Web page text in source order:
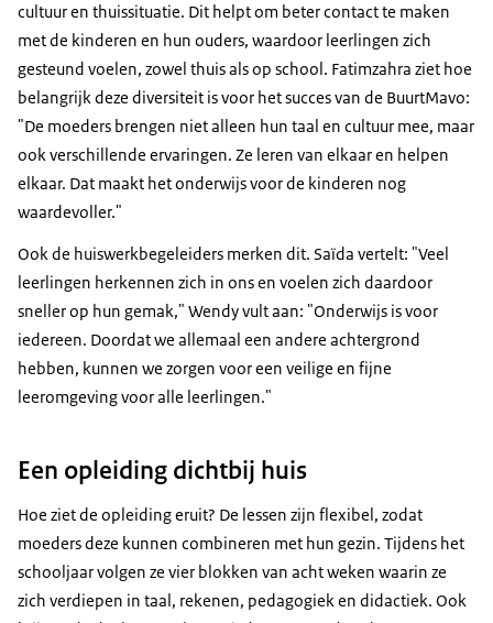
cultuur en thuissituatie. Dit helpt om beter contact te maken
met de kinderen en hun ouders, waardoor leerlingen zich
gesteund voelen, zowel thuis als op school. Fatimzahra ziet hoe
belangrijk deze diversiteit is voor het succes van de BuurtMavo:
"De moeders brengen niet alleen hun taal en cultuur mee, maar
ook verschillende ervaringen. Ze leren van elkaar en helpen
elkaar. Dat maakt het onderwijs voor de kinderen nog
waardevoller."
Ook de huiswerkbegeleiders merken dit. Saïda vertelt: "Veel
leerlingen herkennen zich in ons en voelen zich daardoor
sneller op hun gemak," Wendy vult aan: "Onderwijs is voor
iedereen. Doordat we allemaal een andere achtergrond
hebben, kunnen we zorgen voor een veilige en fijne
leeromgeving voor alle leerlingen."
Een opleiding dichtbij huis
Hoe ziet de opleiding eruit? De lessen zijn flexibel, zodat
moeders deze kunnen combineren met hun gezin. Tijdens het
schooljaar volgen ze vier blokken van acht weken waarin ze
zich verdiepen in taal, rekenen, pedagogiek en didactiek. Ook